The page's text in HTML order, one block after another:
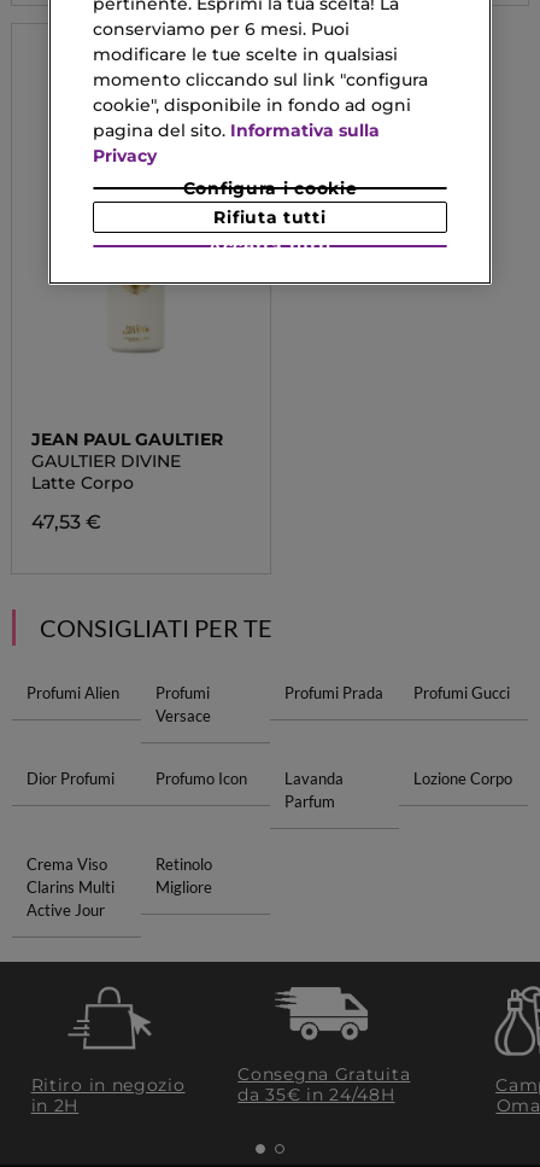
JEAN PAUL GAULTIER
GAULTIER DIVINE
Latte Corpo
47,53 €
CONSIGLIATI PER TE
Profumi Alien
Profumi
Versace
Profumi Prada Profumi Gucci
Dior Profumi Profumo Icon
Lavanda
Parfum
Lozione Corpo
Crema Viso
Clarins Multi
Active Jour
Retinolo
Migliore
Ritiro in negozio
in 2H
Consegna Gratuita
da 35€​ in 24/48H
conserviamo per 6 mesi. Puoi
modificare le tue scelte in qualsiasi
momento cliccando sul link "configura
cookie", disponibile in fondo ad ogni
pagina del sito. Informativa sulla
Privacy
Configura i cookie
Rifiuta tutti
Accetta tutti